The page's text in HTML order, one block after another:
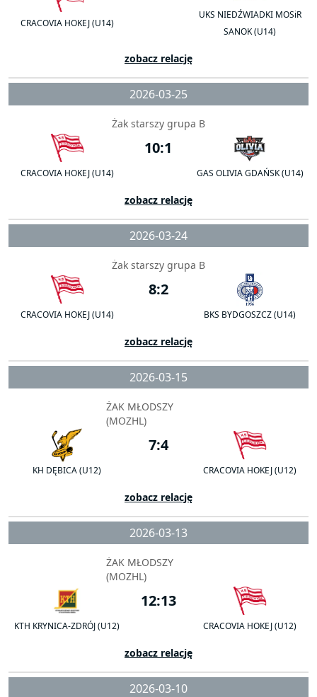
CRACOVIA HOKEJ (U14)
UKS NIEDŹWIADKI MOSiR
SANOK (U14)
zobacz relację
2026-03-25
Żak starszy grupa B
CRACOVIA HOKEJ (U14)
10:1
GAS OLIVIA GDAŃSK (U14)
zobacz relację
2026-03-24
Żak starszy grupa B
CRACOVIA HOKEJ (U14)
8:2
BKS BYDGOSZCZ (U14)
zobacz relację
2026-03-15
ŻAK MŁODSZY
(MOZHL)
KH DĘBICA (U12)
7:4
CRACOVIA HOKEJ (U12)
zobacz relację
2026-03-13
ŻAK MŁODSZY
(MOZHL)
KTH KRYNICA-ZDRÓJ (U12)
12:13
CRACOVIA HOKEJ (U12)
zobacz relację
2026-03-10